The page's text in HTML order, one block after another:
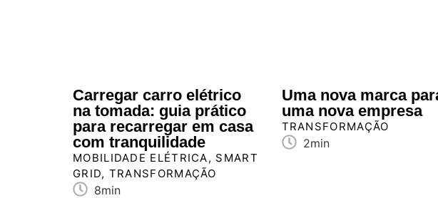
Carregar carro elétrico
na tomada: guia prático
para recarregar em casa
com tranquilidade
MOBILIDADE ELÉTRICA, SMART
GRID, TRANSFORMAÇÃO
8min
Uma nova marca
uma nova empresa
TRANSFORMAÇÃO
2min